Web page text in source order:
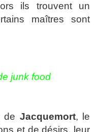
ils trouvent un
maîtres sont
junk food
de Jacquemort, le
et de désirs, leur